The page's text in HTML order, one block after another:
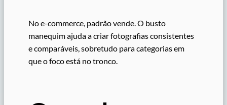
No e-commerce, padrão vende. O busto
manequim ajuda a criar fotografias consistentes
e comparáveis, sobretudo para categorias em
que o foco está no tronco.